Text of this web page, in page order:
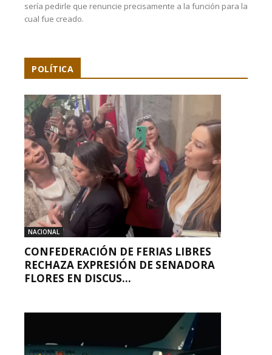
sería pedirle que renuncie precisamente a la función para la
cual fue creado.
POLÍTICA
NACIONAL
CONFEDERACIÓN DE FERIAS LIBRES
RECHAZA EXPRESIÓN DE SENADORA
FLORES EN DISCUS...